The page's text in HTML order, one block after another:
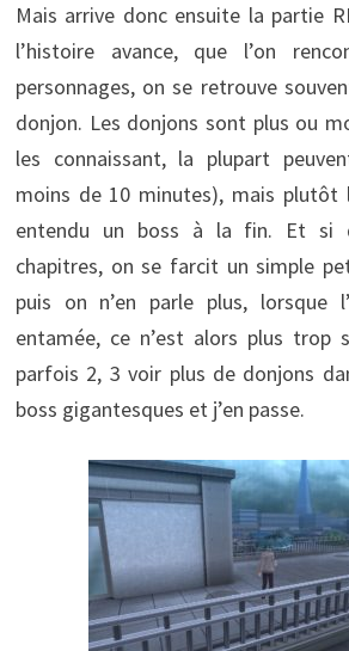
Mais arrive donc ensuite la partie
l’histoire avance, que l’on
personnages, on se retrouve
donjon. Les donjons sont plus ou
les connaissant, la plupart
moins de 10 minutes), mais plutôt
entendu un boss à la fin. Et si
chapitres, on se farcit un simple
puis on n’en parle plus, lorsque
entamée, ce n’est alors plus trop
parfois 2, 3 voir plus de donjons
boss gigantesques et j’en passe.